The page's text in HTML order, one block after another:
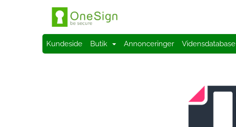
Kundeside Butik Annonceringer Vidensdatabase